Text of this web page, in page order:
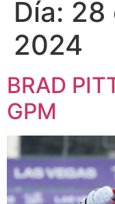
Día: 28
2024
BRAD
GPM